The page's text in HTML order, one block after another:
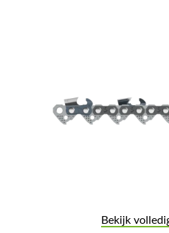
Bekijk